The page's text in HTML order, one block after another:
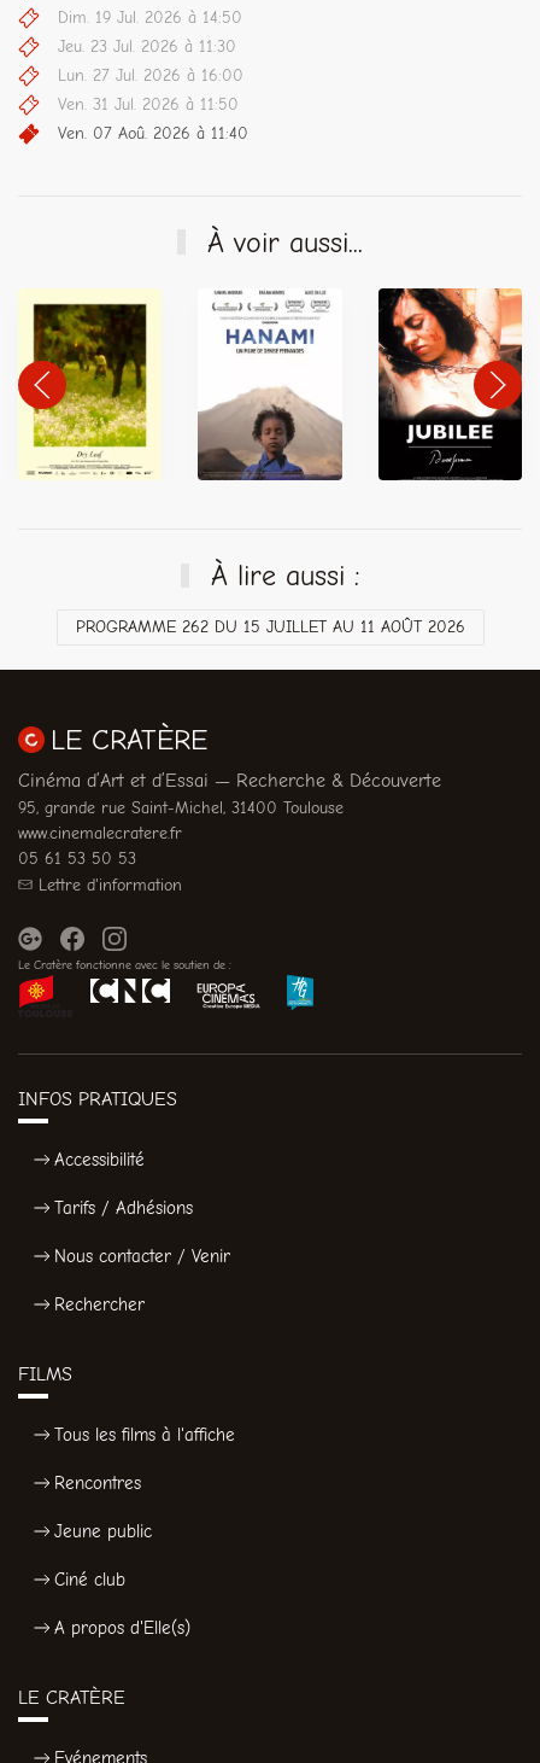
Dim. 19 Jul. 2026 à 14:50
Jeu. 23 Jul. 2026 à 11:30
Lun. 27 Jul. 2026 à 16:00
Ven. 31 Jul. 2026 à 11:50
Ven. 07 Aoû. 2026 à 11:40
À voir aussi...
À lire aussi :
PROGRAMME 262 DU 15 JUILLET AU 11 AOÛT 2026
LE CRATÈRE
Cinéma d’Art et d’Essai — Recherche & Découverte
95, grande rue Saint-Michel, 31400 Toulouse
www.cinemalecratere.fr
05 61 53 50 53
Lettre d'information
Le Cratère fonctionne avec le soutien de :
INFOS PRATIQUES
Accessibilité
Tarifs / Adhésions
Nous contacter / Venir
Rechercher
FILMS
Tous les films à l'affiche
Rencontres
Jeune public
Ciné club
A propos d'Elle(s)
LE CRATÈRE
Evénements